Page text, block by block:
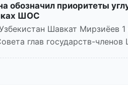
обозначил приоритеты
ШОС
Шавкат Мирзиёев 1
глав государств-